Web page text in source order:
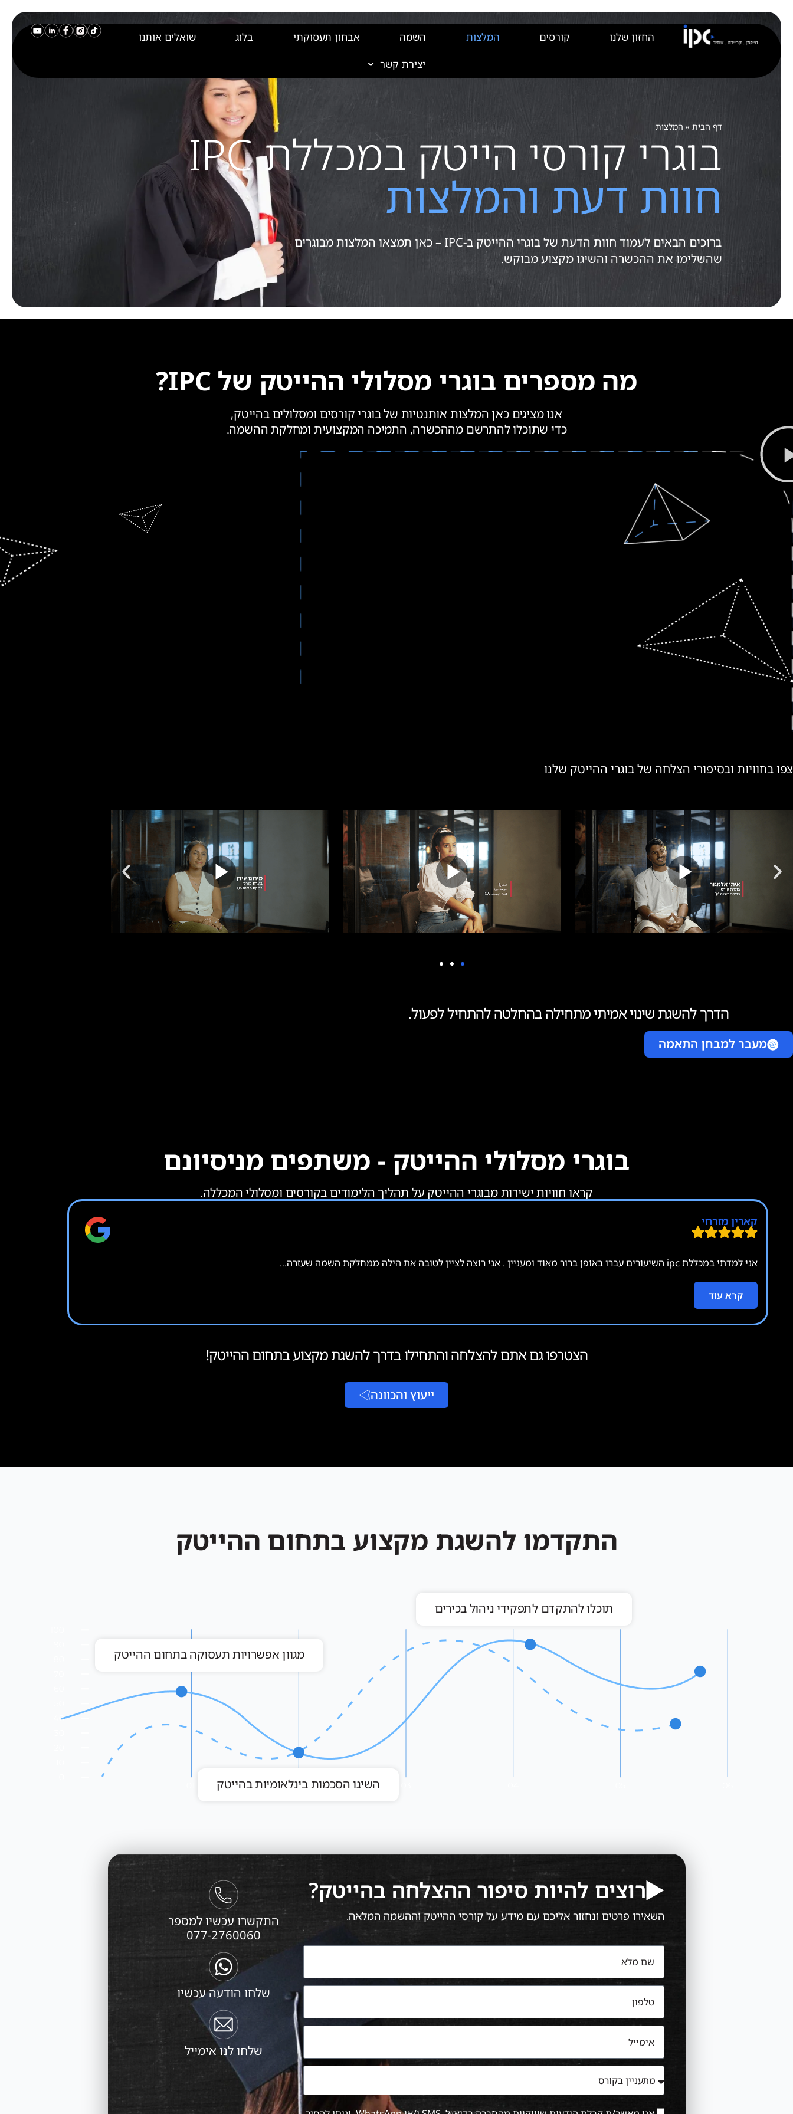
החזון שלנו קורסים המלצות השמה אבחון תעסוקתי בלוג
שואלים אותנו
יצירת קשר
דף הבית » המלצות
בוגרי קורסי הייטק במכללת IPC
חוות דעת והמלצות
ברוכים הבאים לעמוד חוות הדעת של בוגרי ההייטק ב-IPC – כאן תמצאו המלצות מבוגרים
שהשלימו את ההכשרה והשיגו מקצוע מבוקש.
מה מספרים בוגרי מסלולי ההייטק של IPC?
אנו מציגים כאן המלצות אותנטיות של בוגרי קורסים ומסלולים בהייטק,
כדי שתוכלו להתרשם מההכשרה, התמיכה המקצועית ומחלקת ההשמה.
צפו בחוויות ובסיפורי הצלחה של בוגרי ההייטק שלנו
הדרך להשגת שינוי אמיתי מתחילה בהחלטה להתחיל לפעול.
מעבר למבחן התאמה
בוגרי מסלולי ההייטק - משתפים מניסיונם
קראו חוויות ישירות מבוגרי ההייטק על תהליך הלימודים בקורסים ומסלולי המכללה.
קארין מזרחי
אני למדתי במכללת ipc השיעורים עברו באופן ברור מאוד ומעניין . אני רוצה לציין לטובה את הילה ממחלקת השמה שעזרה...
קרא עוד
הצטרפו גם אתם להצלחה והתחילו בדרך להשגת מקצוע בתחום ההייטק!
ייעוץ והכוונה
התקדמו להשגת מקצוע בתחום ההייטק
תוכלו להתקדם לתפקידי ניהול בכירים
מגוון אפשרויות תעסוקה בתחום ההייטק
השיגו הסכמות בינלאומיות בהייטק
רוצים להיות סיפור ההצלחה בהייטק?
השאירו פרטים ונחזור אליכם עם מידע על קורסי ההייטק וההשמה המלאה.
התקשרו עכשיו למספר
077-2760060
שלחו הודעה עכשיו
שלחו לנו אימייל